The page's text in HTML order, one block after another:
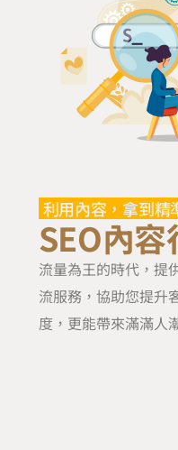
利用內容，拿到精
SEO內容
流量為王的時代，提
流服務，協助您提升
度，更能帶來滿滿人